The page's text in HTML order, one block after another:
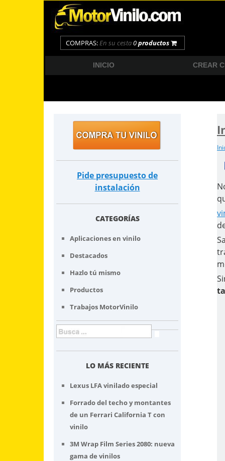
COMPRAS:En su cesta0productos
INICIO CREAR
Pide presupuesto de
instalación
CATEGORÍAS
Aplicaciones en vinilo
Destacados
Hazlo tú mismo
Productos
Trabajos MotorVinilo
LO MÁS RECIENTE
Lexus LFA vinilado especial
Forrado del techo y montantes
de un Ferrari California T con
vinilo
3M Wrap Film Series 2080: nueva
gama de vinilos